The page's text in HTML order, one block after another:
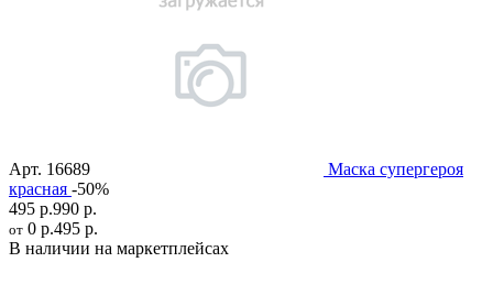
Арт. 16689
Маска супергероя
красная -50%
495 р.990 р.
от 0 р.495 р.
В наличии на маркетплейсах